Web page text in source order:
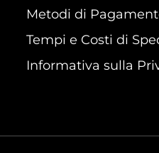
Metodi di
Tempi e Costi di
Informativa sulla